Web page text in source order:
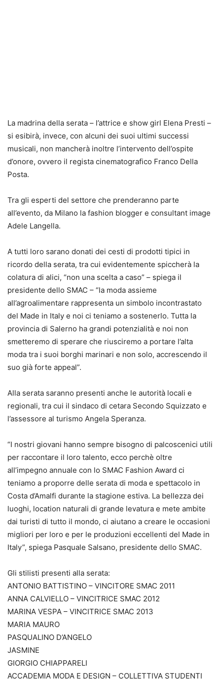
La madrina della serata – l’attrice e show girl Elena Presti –
si esibirà, invece, con alcuni dei suoi ultimi successi
musicali, non mancherà inoltre l’intervento dell’ospite
d’onore, ovvero il regista cinematografico Franco Della
Posta.
Tra gli esperti del settore che prenderanno parte
all’evento, da Milano la fashion blogger e consultant image
Adele Langella.
A tutti loro sarano donati dei cesti di prodotti tipici in
ricordo della serata, tra cui evidentemente spiccherà la
colatura di alici, “non una scelta a caso” – spiega il
presidente dello SMAC – “la moda assieme
all’agroalimentare rappresenta un simbolo incontrastato
del Made in Italy e noi ci teniamo a sostenerlo. Tutta la
provincia di Salerno ha grandi potenzialità e noi non
smetteremo di sperare che riusciremo a portare l’alta
moda tra i suoi borghi marinari e non solo, accrescendo il
suo già forte appeal”.
Alla serata saranno presenti anche le autorità locali e
regionali, tra cui il sindaco di cetara Secondo Squizzato e
l’assessore al turismo Angela Speranza.
“I nostri giovani hanno sempre bisogno di palcoscenici utili
per raccontare il loro talento, ecco perchè oltre
all’impegno annuale con lo SMAC Fashion Award ci
teniamo a proporre delle serata di moda e spettacolo in
Costa d’Amalfi durante la stagione estiva. La bellezza dei
luoghi, location naturali di grande levatura e mete ambite
dai turisti di tutto il mondo, ci aiutano a creare le occasioni
migliori per loro e per le produzioni eccellenti del Made in
Italy”, spiega Pasquale Salsano, presidente dello SMAC.
Gli stilisti presenti alla serata:
ANTONIO BATTISTINO – VINCITORE SMAC 2011
ANNA CALVIELLO – VINCITRICE SMAC 2012
MARINA VESPA – VINCITRICE SMAC 2013
MARIA MAURO
PASQUALINO D’ANGELO
JASMINE
GIORGIO CHIAPPARELI
ACCADEMIA MODA E DESIGN – COLLETTIVA STUDENTI